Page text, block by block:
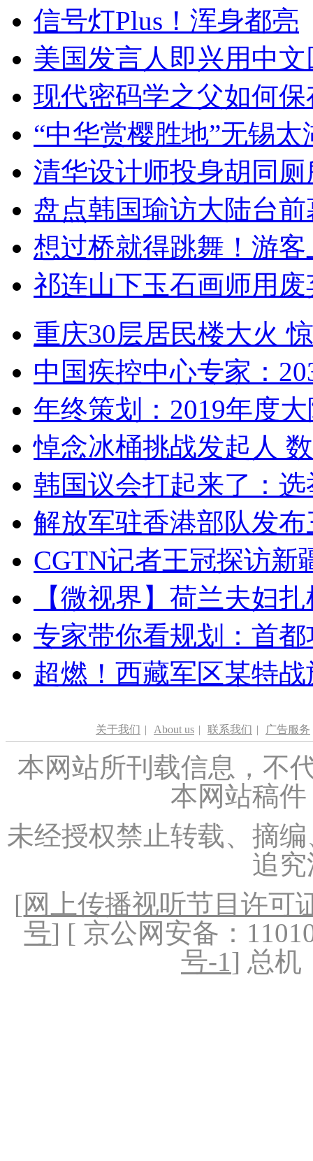
信号灯Plus！浑身都亮
美国发言人即兴用中
现代密码学之父如何
“中华赏樱胜地”无锡
清华设计师投身胡同
盘点韩国瑜访大陆台
想过桥就得跳舞！游客
祁连山下玉石画师用
重庆30层居民楼大火
中国疾控中心专家：
年终策划：2019年度
悼念冰桶挑战发起人
韩国议会打起来了：
解放军驻香港部队发
CGTN记者王冠探访新
【微视界】荷兰夫妇
专家带你看规划：首
超燃！西藏军区某特
关于我们 | About us | 联系我们 | 广告服务
本网站所刊载信息，不
本网站稿
未经授权禁止转载、摘
追
[网上传播视听节目许可
号] [ 京公网安备：
号-1] 总机